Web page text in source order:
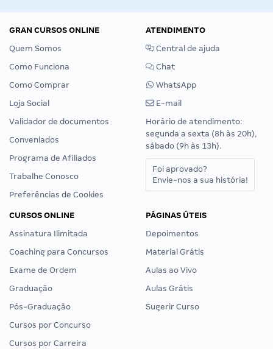
GRAN CURSOS ONLINE
Quem Somos
Como Funciona
Como Comprar
Loja Social
Validador de documentos
Conveniados
Programa de Afiliados
Trabalhe Conosco
Preferências de Cookies
ATENDIMENTO
Central de ajuda
Chat
WhatsApp
E-mail
Horário de atendimento:
segunda a sexta (8h às 20h),
sábado (9h às 13h).
Foi aprovado?
Envie-nos a sua história!
CURSOS ONLINE
Assinatura Ilimitada
Coaching para Concursos
Exame de Ordem
Graduação
Pós-Graduação
Cursos por Concurso
Cursos por Carreira
PÁGINAS ÚTEIS
Depoimentos
Material Grátis
Aulas ao Vivo
Aulas Grátis
Sugerir Curso